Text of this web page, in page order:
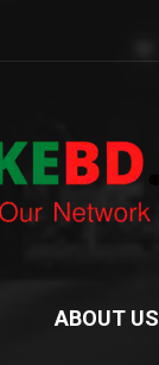
ABOUT US